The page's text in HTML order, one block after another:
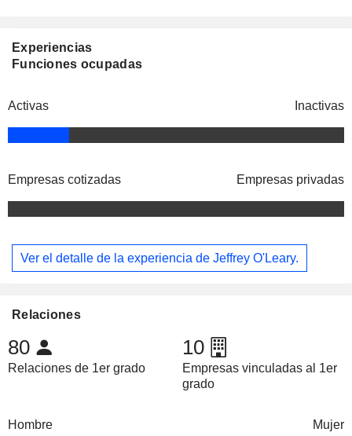
Experiencias
Funciones ocupadas
Activas Inactivas
Empresas cotizadas Empresas privadas
Ver el detalle de la experiencia de Jeffrey O'Leary.
Relaciones
80
Relaciones de 1er grado
10
Empresas vinculadas al 1er
grado
Hombre Mujer